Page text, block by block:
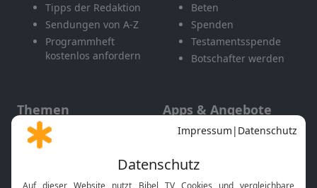
Tipps der Redaktion
Sendungen von A-Z
Programmheft
kostenlos anfordern
Beten
Spenden
Testamentsspende
Botschafter werden
Themen
Gott und Bibel erklärt
Apps & Angebote
Mobile App